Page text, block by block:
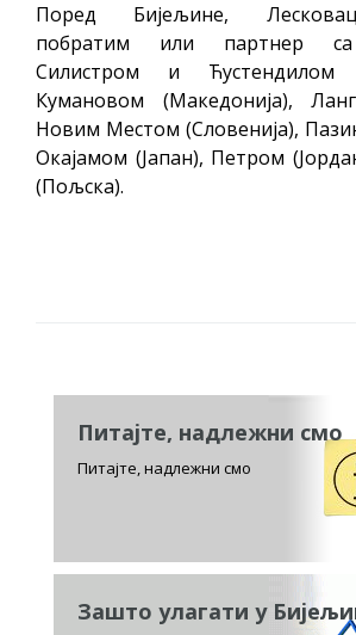
Поред Бијељине,
побратим или партнер
Силистром и Ћустендилом
Кумановом (Македонија),
Новим Местом (Словенија),
Окајамом (Јапан), Петром
(Пољска).
Питајте, надлежни смо
Питајте, надлежни смо
Зашто улагати у